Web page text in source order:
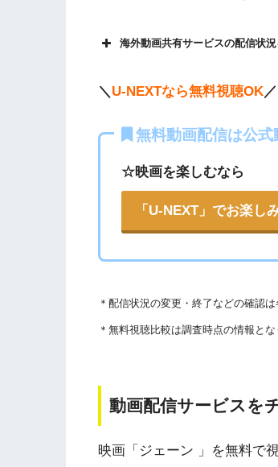
権を侵害している恐れがありま
法律に触れることはもちろん
こうした動画共有サイトでの
また、著作権については、保
WEBサイト参照）
著作物の取り扱いについては
海外動画共有サービスの配信状
各動画共有サイトを実際に確
▶︎Openload(アクセスブロック中）
＼ U-NEXTなら無料視聴OK／
無料動画配信は公式
☆映画を楽しむなら
「U-NEXT」でお楽し
＊ 配信状況の変更・終了などの確認
＊無料視聴比較は調査時点の情報とな
動画配信サービスを
映画「ジェーン 」を無料で